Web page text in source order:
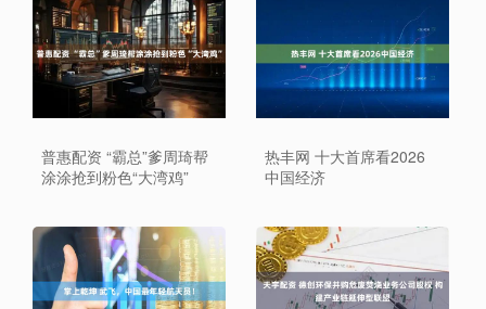
普惠配资 “霸总”爹周琦帮
涂涂抢到粉色“大湾鸡”
热丰网 十大首席看2026
中国经济